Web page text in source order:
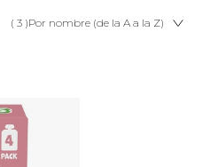
( 3 )Por nombre (de la A a la Z)